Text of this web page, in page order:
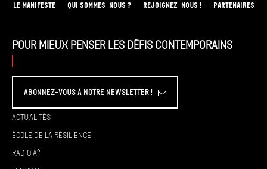
LE MANIFESTE QUI SOMMES-NOUS ? REJOIGNEZ-NOUS ! PARTENAIRES
Pour mieux penser les défis contemporains
Abonnez-vous à Notre Newsletter !
Actualités
École de la résilience
Radio A°